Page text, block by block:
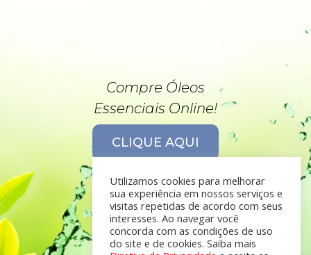
Compre Óleos
Essenciais Online!
CLIQUE AQUI
Utilizamos cookies para melhorar
sua experiência em nossos serviços e
visitas repetidas de acordo com seus
interesses. Ao navegar você
concorda com as condições de uso
do site e de cookies. Saiba mais